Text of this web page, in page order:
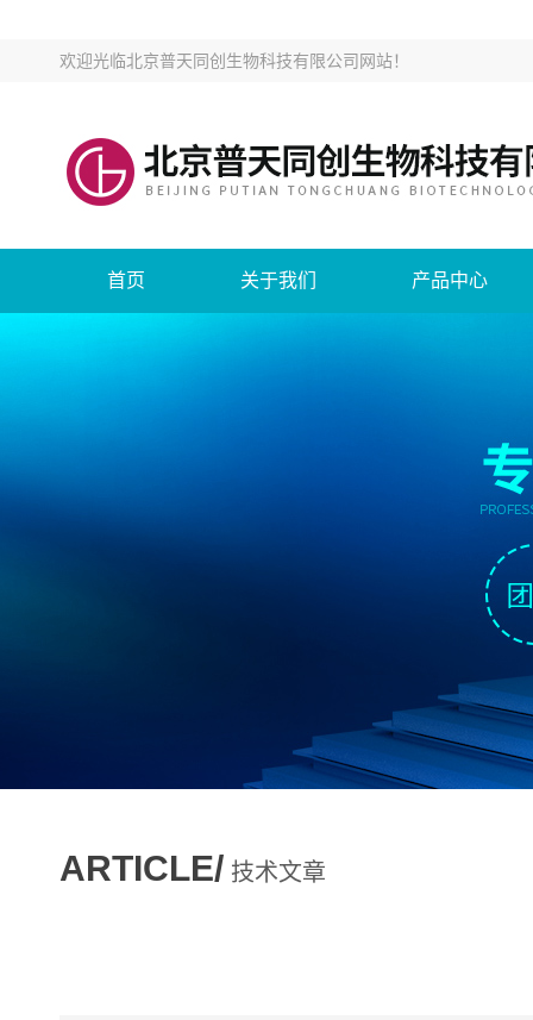
欢迎光临北京普天同创生物科技有限公司网站！
首页 关于我们 产品中心
ARTICLE/ 技术文章